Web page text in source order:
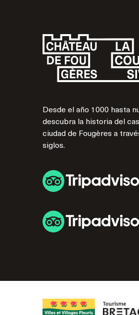
Desde el año 1000 hasta
descubra la historia del
ciudad de Fougères a
siglos.